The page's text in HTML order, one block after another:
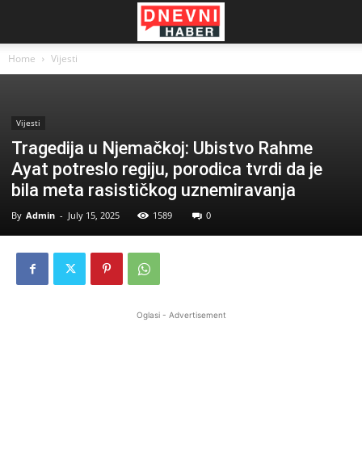
Home Vijesti
Vijesti
Tragedija u Njemačkoj: Ubistvo Rahme
Ayat potreslo regiju, porodica tvrdi da je
bila meta rasističkog uznemiravanja
By Admin - July 15, 2025 1589 0
Oglasi - Advertisement